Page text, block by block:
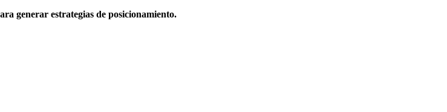
generar estrategias de posicionamiento.